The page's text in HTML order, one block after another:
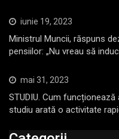
iunie 19, 2023
Ministrul Muncii, răspuns
pensiilor: „Nu vreau să
mai 31, 2023
STUDIU. Cum
studiu arată o activitate